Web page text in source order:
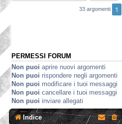
33 argomenti 1
PERMESSI FORUM
Non puoi aprire nuovi argomenti
Non puoi rispondere negli argomenti
Non puoi modificare i tuoi messaggi
Non puoi cancellare i tuoi messaggi
Non puoi inviare allegati
Indice